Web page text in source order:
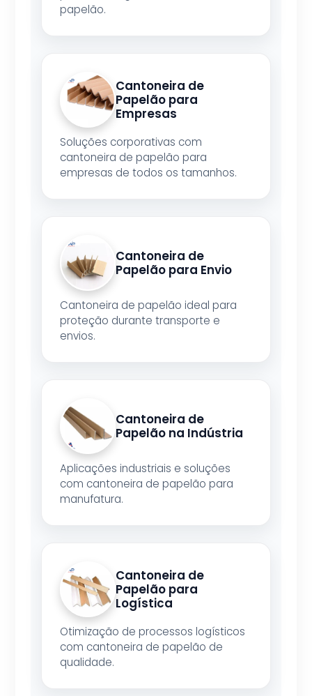
papelão.
Cantoneira de
Papelão para
Empresas
Soluções corporativas com
cantoneira de papelão para
empresas de todos os tamanhos.
Cantoneira de
Papelão para Envio
Cantoneira de papelão ideal para
proteção durante transporte e
envios.
Cantoneira de
Papelão na Indústria
Aplicações industriais e soluções
com cantoneira de papelão para
manufatura.
Cantoneira de
Papelão para
Logística
Otimização de processos logísticos
com cantoneira de papelão de
qualidade.